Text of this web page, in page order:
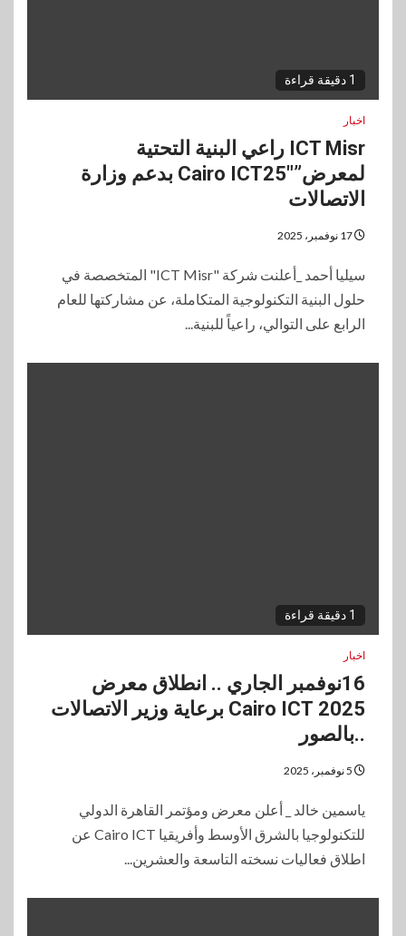
1 دقيقة قراءة
اخبار
ICT Misr راعي البنية التحتية
لمعرض”Cairo ICT25″ بدعم وزارة
الاتصالات
سيليا أحمد _أعلنت شركة "ICT Misr" المتخصصة في
حلول البنية التكنولوجية المتكاملة، عن مشاركتها للعام
الرابع على التوالي، راعياً للبنية...
1 دقيقة قراءة
اخبار
16نوفمبر الجاري .. انطلاق معرض
2025 Cairo ICT برعاية وزير الاتصالات
..بالصور
ياسمين خالد _ أعلن معرض ومؤتمر القاهرة الدولي
للتكنولوجيا بالشرق الأوسط وأفريقيا Cairo ICT عن
اطلاق فعاليات نسخته التاسعة والعشرين...